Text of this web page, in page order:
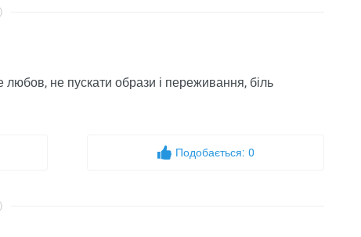
не пускати образи і переживання, біль
Подобається: 0